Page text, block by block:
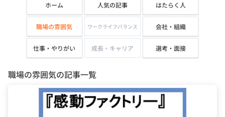
ホーム 人気の記事 はたらく人
職場の雰囲気 ワークライフバランス 会社・組織
仕事・やりがい 成長・キャリア 選考・面接
職場の雰囲気の記事一覧